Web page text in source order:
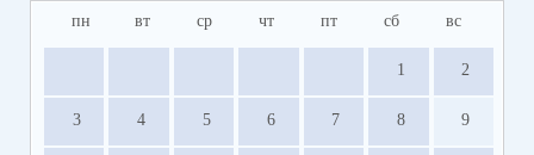
пн вт ср чт пт сб вс
1 2
3 4 5 6 7 8 9